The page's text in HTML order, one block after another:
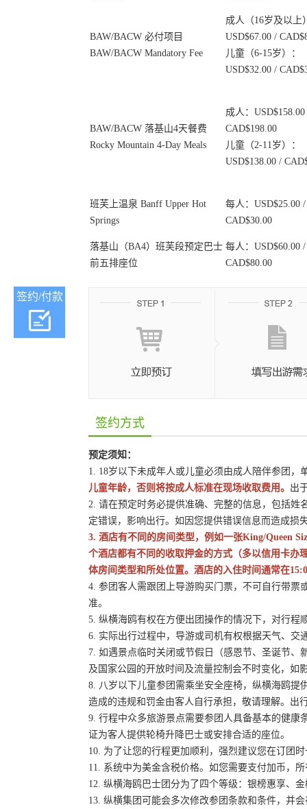
BAW/BACW 必付项目
BAW/BACW Mandatory Fee
成人（16岁及以上
USD$67.00 /
儿童（6-15岁）：
USD$32.00 /
BAW/BACW 落基山4天餐费
Rocky Mountain 4-Day Meals
成人：USD$158.00
CAD$198.00
儿童（2-11岁）：
USD$138.00 /
班芙上温泉 Banff Upper Hot
Springs
每人：USD$25.00 /
CAD$30.00
落基山（BA4）班芙段预定巴士
前五排座位
每人：USD$60.00 /
CAD$80.00
签约/付款
签约方式
预定须知：
1. 18岁以下未成年人或儿童必须由成人陪伴参团
儿童年龄，否则将按成人标准在现场收取费用。 出
2. 请在预定时务必提供准确、完整的信息，包括
定错误，影响出行。如因您提供错误信息而造成损
3. 酒店有不同的房间类型，例如一张King/Queen
个酒店都有不同的收取押金的方式（多以信用卡办
体房间类型和所处位置。酒店的入住时间通常在
4. 参团客人需跟团上导游购买门票，不可自行带票
准。
5. 纵横海鸥有权在方便出团操作的情况下，对行
6. 实际出行过程中，导游或司机有权根据天气、
7. 如遇景点临时关闭或节假日（感恩节、圣诞节
及国家公园的开放时间及流量控制会不时变化，如
8. 八岁以下儿童参团需乘坐安全座椅，纵横海鸥提
造成的违规和罚金由客人自行承担，敬请理解。出
9. 行程中众多旅游景点需要参团人具备基本的健
证为客人提供轮椅升降巴士或安排合适的座位。
10. 为了让您的行程更加顺利，强烈建议您在订团
11. 系统中为美金含税价格。如您需要支付加币，
12. 纵横海鸥巴士团分为了四个等级：银榜惠享、
13. 纵横集团可能会多次修改参团条款和条件，并